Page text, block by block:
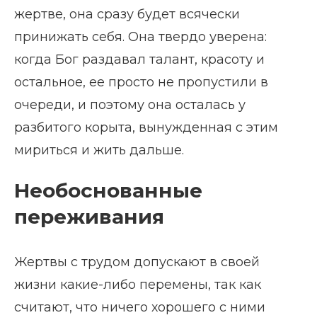
жертве, она сразу будет всячески
принижать себя. Она твердо уверена:
когда Бог раздавал талант, красоту и
остальное, ее просто не пропустили в
очереди, и поэтому она осталась у
разбитого корыта, вынужденная с этим
мириться и жить дальше.
Необоснованные
переживания
Жертвы с трудом допускают в своей
жизни какие-либо перемены, так как
считают, что ничего хорошего с ними